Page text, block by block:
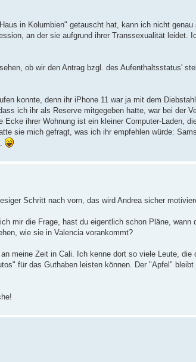
in Kolumbien" getauscht hat, kann ich nicht genau
an der sie aufgrund ihrer Transsexualität leidet.
ob wir den Antrag bzgl. des Aufenthaltsstatus'
konnte, denn ihr iPhone 11 war ja mit dem
ich ihr als Reserve mitgegeben hatte, war bei der
ihrer Wohnung ist ein kleiner Computer-Laden,
sie mich gefragt, was ich ihr empfehlen würde:
Schritt nach vorn, das wird Andrea sicher
mir die Frage, hast du eigentlich schon Pläne, wann
wie sie in Valencia vorankommt?
meine Zeit in Cali. Ich kenne dort so viele Leute, die
für das Guthaben leisten können. Der "Apfel" bleibt